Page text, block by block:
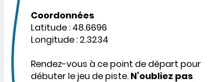
Coordonnées
Latitude : 48.6696
Longitude : 2.3234
Rendez-vous à ce point de départ pour
débuter le jeu de piste. N’oubliez pas